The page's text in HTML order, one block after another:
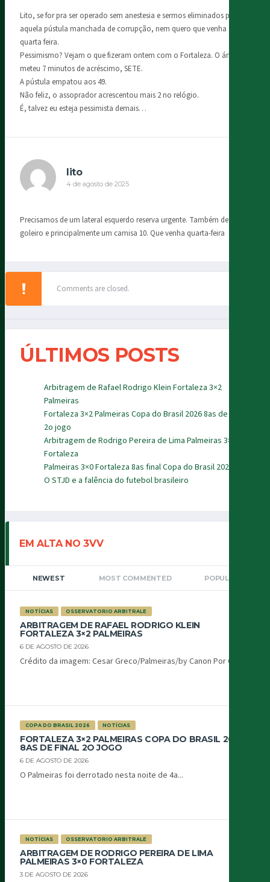
Lito, se for pra ser operado sem anestesia e sermos eliminados por
aquela pústula manchada de corrupção, nem quero que venha a
quarta feira.
Pessimismo? Vejam o que fizeram ontem com o Fortaleza. O árbitro
meteu 7 minutos de acréscimo, SETE.
A pústula empatou aos 49.
Não feliz, o assoprador acrescentou mais 2 no relógio.
É, talvez eu esteja pessimista demais…
lito
4 de agosto de 2025
Precisamos de um lateral esquerdo reserva urgente. Também de um
goleiro e principalmente um camisa 10. Que venha quarta-feira
Comments are closed.
ÚLTIMOS POSTS
Arbitragem de Rafael Rodrigo Klein Fortaleza 3×2
Palmeiras
Fortaleza 3×2 Palmeiras Copa do Brasil 2026 8as de final
2o jogo
Arbitragem de Rodrigo Pereira de Lima Palmeiras 3×0
Fortaleza
Palmeiras 3×0 Fortaleza 8as final Copa do Brasil 2026
O STJD e a falência do futebol brasileiro
EM ALTA NO 3VV
NEWEST MOST COMMENTED POPULAR
NOTÍCIAS OSSERVATORIO ARBITRALE
ARBITRAGEM DE RAFAEL RODRIGO KLEIN
FORTALEZA 3×2 PALMEIRAS
6 DE AGOSTO DE 2026
Crédito da imagem: Cesar Greco/Palmeiras/by Canon Por Oiti...
COPA DO BRASIL 2026 NOTÍCIAS
FORTALEZA 3×2 PALMEIRAS COPA DO BRASIL 2026
8AS DE FINAL 2O JOGO
6 DE AGOSTO DE 2026
O Palmeiras foi derrotado nesta noite de 4a...
NOTÍCIAS OSSERVATORIO ARBITRALE
ARBITRAGEM DE RODRIGO PEREIRA DE LIMA
PALMEIRAS 3×0 FORTALEZA
3 DE AGOSTO DE 2026